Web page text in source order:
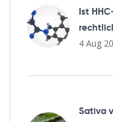
Ist
4 Aug
Sativa